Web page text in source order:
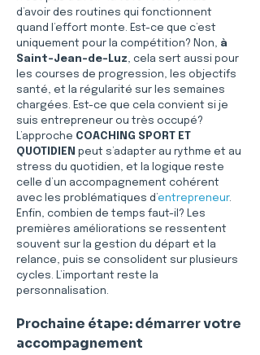
d’avoir des routines qui fonctionnent
quand l’effort monte. Est-ce que c’est
uniquement pour la compétition? Non, à
Saint-Jean-de-Luz, cela sert aussi pour
les courses de progression, les objectifs
santé, et la régularité sur les semaines
chargées. Est-ce que cela convient si je
suis entrepreneur ou très occupé?
L’approche COACHING SPORT ET
QUOTIDIEN peut s’adapter au rythme et au
stress du quotidien, et la logique reste
celle d’un accompagnement cohérent
avec les problématiques d’entrepreneur.
Enfin, combien de temps faut-il? Les
premières améliorations se ressentent
souvent sur la gestion du départ et la
relance, puis se consolident sur plusieurs
cycles. L’important reste la
personnalisation.
Prochaine étape: démarrer votre
accompagnement